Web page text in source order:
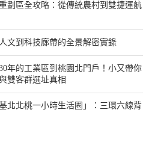
劃區全攻略：從傳統農村到雙捷運航
文到科技廊帶的全景解密實錄
年的工業區到桃園北門戶！小又帶你
雙客群選址真相
北北桃一小時生活圈」：三環六線背